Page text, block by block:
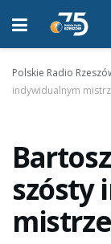
Polskie Radio
indywidualnym
szósty